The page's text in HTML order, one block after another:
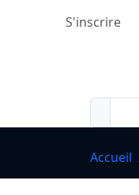
S'inscrire
Accueil